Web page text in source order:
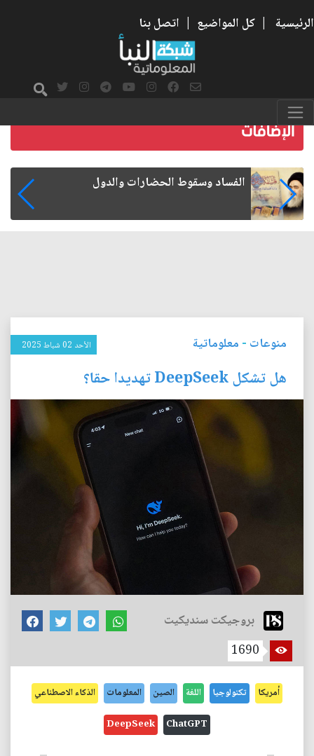
الرئيسية | كل المواضيع | اتصل بنا
رواتب الموظفين على صفيح ساخن
منوعات - معلوماتية الأحد 02 شباط 2025
هل تشكل DeepSeek تهديدا حقا؟
بروجيكت سنديكيت
1690
أمريكا تكنولوجيا اللغة الصين المعلومات الذكاء الاصطناعي
ChatGPT
DeepSeek